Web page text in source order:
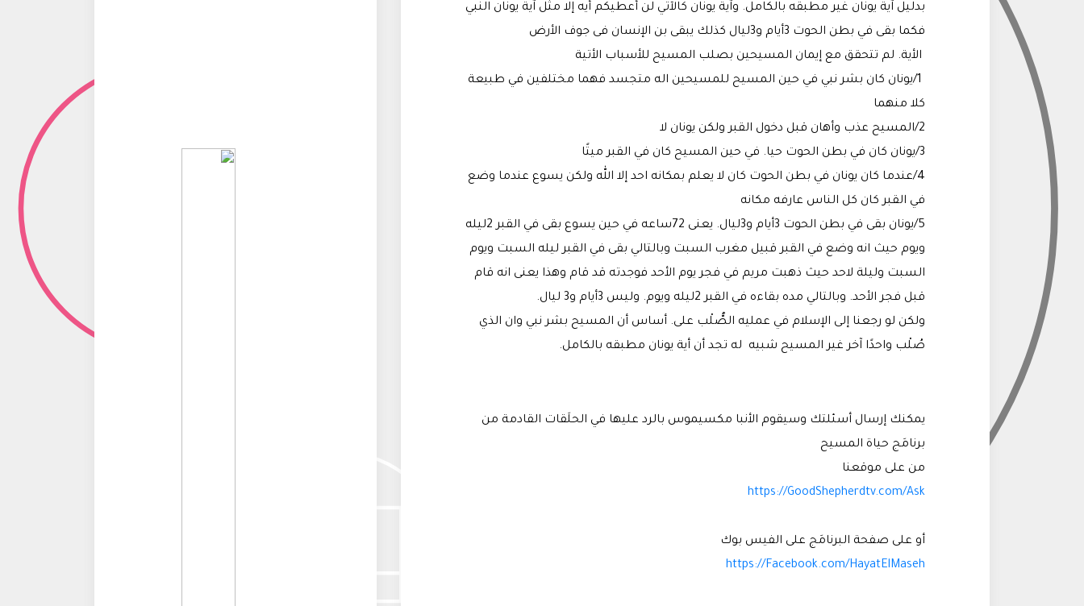
بدليل آية يونان غير مطبقه بالكامل. وآية يونان كالآتي لن أعطيكم أيه إلا مثل آية يونان النبي
فكما بقى في بطن الحوت 3أيام و3ليال كذلك يبقى بن الإنسان فى جوف الأرض
الأية. لم تتحقق مع إيمان المسيحين بصلب المسيح للأسباب الأتية
1/يونان كان بشر نبي في حين المسيح للمسيحين اله متجسد فهما مختلفين في طبيعة
كلا منهما
2/المسيح عذب وأهان قبل دخول القبر ولكن يونان لا
3/يونان كان في بطن الحوت حيا. في حين المسيح كان في القبر ميتًا
4/عندما كان يونان في بطن الحوت كان لا يعلم بمكانه احد إلا الله ولكن يسوع عندما وضع
في القبر كان كل الناس عارفه مكانه
5/يونان بقى في بطن الحوت 3أيام و3ليال. يعنى 72ساعه في حين يسوع بقى في القبر 2ليله
ويوم حيث انه وضع في القبر قبيل مغرب السبت وبالتالي بقى في القبر ليله السبت ويوم
السبت وليلة لاحد حيث ذهبت مريم في فجر يوم الأحد فوجدته قد قام وهذا يعنى انه قام
قبل فجر الأحد. وبالتالي مده بقاءه في القبر 2ليله ويوم. وليس 3أيام و3 ليال.
ولكن لو رجعنا إلى الإسلام في عمليه الصُّلْب على. أساس أن المسيح بشر نبي وان الذي
صُلْب واحدًا آخر غير المسيح شبيه له تجد أن أية يونان مطبقه بالكامل.
يمكنك إرسال أسئلتك وسيقوم الأنبا مكسيموس بالرد عليها في الحلَقات القادمة من
برنامَج حياة المسيح
من على موقعنا
https://GoodShepherdtv.com/Ask
أو على صفحة البرنامَج على الفيس بوك
https://Facebook.com/HayatElMaseh